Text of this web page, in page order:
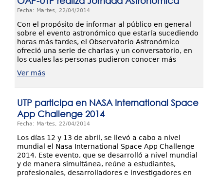
Fecha: Martes, 22/04/2014
Con el propósito de informar al público en general
sobre el evento astronómico que estaría sucediendo
horas más tardes, el Observatorio Astronómico
ofreció una serie de charlas y un conversatorio, en
los cuales las personas pudieron conocer más
Ver más
UTP participa en NASA International Space
App Challenge 2014
Fecha: Martes, 22/04/2014
Los días 12 y 13 de abril, se llevó a cabo a nivel
mundial el Nasa International Space App Challenge
2014. Este evento, que se desarrolló a nivel mundial
y de manera simultánea, reúne a estudiantes,
profesionales, desarrolladores e investigadores en